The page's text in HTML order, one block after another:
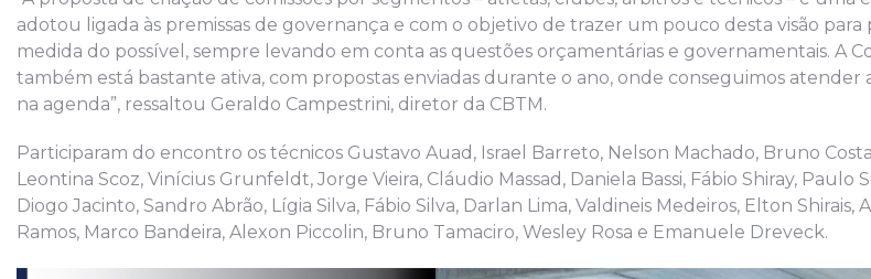
adotou ligada às premissas de governança e com o objetivo de trazer um pouco desta visão
medida do possível, sempre levando em conta as questões orçamentárias e governamentais. A
também está bastante ativa, com propostas enviadas durante o ano, onde conseguimos atender
na agenda”, ressaltou Geraldo Campestrini, diretor da CBTM.
Participaram do encontro os técnicos Gustavo Auad, Israel Barreto, Nelson Machado, Bruno
Leontina Scoz, Vinícius Grunfeldt, Jorge Vieira, Cláudio Massad, Daniela Bassi, Fábio Shiray, Paulo
Diogo Jacinto, Sandro Abrão, Lígia Silva, Fábio Silva, Darlan Lima, Valdineis Medeiros, Elton
Ramos, Marco Bandeira, Alexon Piccolin, Bruno Tamaciro, Wesley Rosa e Emanuele Dreveck.